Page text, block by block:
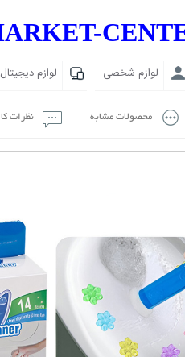
لوازم شخصی لوازم دیجیتال
محصولات مشابه نظرات